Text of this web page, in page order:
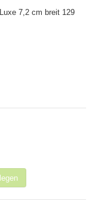
7,2 cm breit 129